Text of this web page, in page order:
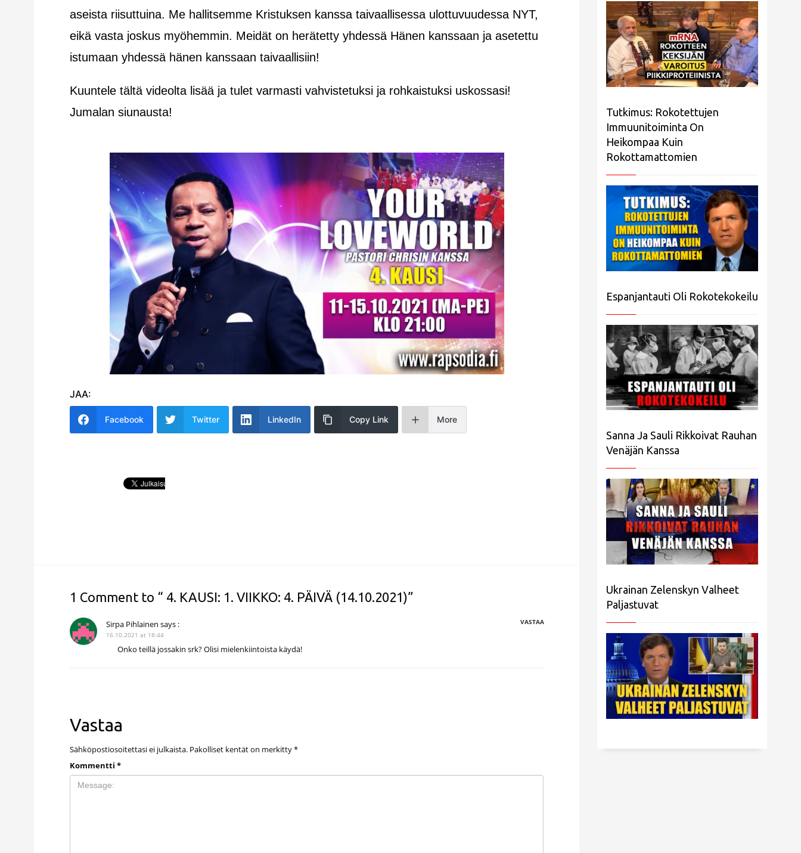
aseista riisuttuina. Me hallitsemme Kristuksen kanssa taivaallisessa ulottuvuudessa NYT,
eikä vasta joskus myöhemmin. Meidät on herätetty yhdessä Hänen kanssaan ja asetettu
istumaan yhdessä hänen kanssaan taivaallisiin!
Kuuntele tältä videolta lisää ja tulet varmasti vahvistetuksi ja rohkaistuksi uskossasi!
Jumalan siunausta!
JAA:
Facebook Twitter LinkedIn Copy Link More
1 Comment to “ 4. KAUSI: 1. VIIKKO: 4. PÄIVÄ (14.10.2021)”
Sirpa Pihlainen says :
VASTAA
16.10.2021 at 18:44
Onko teillä jossakin srk? Olisi mielenkiintoista käydä!
Vastaa
Sähköpostiosoitettasi ei julkaista. Pakolliset kentät on merkitty*
Kommentti *
Tutkimus: Rokotettujen
Immuunitoiminta On
Heikompaa Kuin
Rokottamattomien
Espanjantauti Oli Rokotekokeilu
Sanna Ja Sauli Rikkoivat Rauhan
Venäjän Kanssa
Ukrainan Zelenskyn Valheet
Paljastuvat